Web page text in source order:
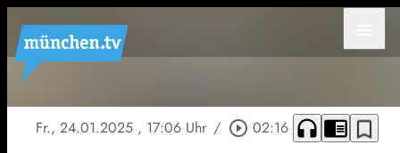
Fr., 24.01.2025 , 17:06 Uhr / play_circle_outline 02:16 headphones chrome_reader_mode bookmark_border